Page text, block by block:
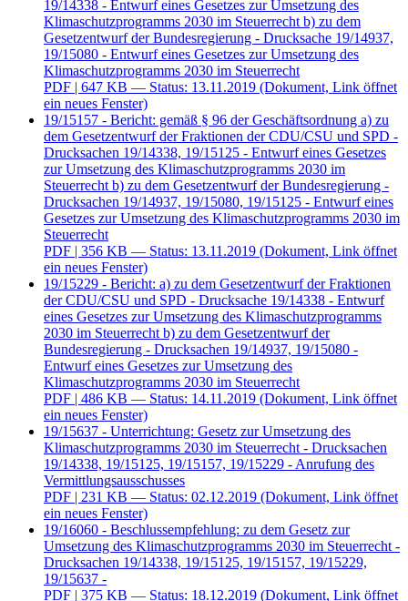
19/14338 - Entwurf eines Gesetzes zur Umsetzung des
Klimaschutzprogramms 2030 im Steuerrecht b) zu dem
Gesetzentwurf der Bundesregierung - Drucksache 19/14937,
19/15080 - Entwurf eines Gesetzes zur Umsetzung des
Klimaschutzprogramms 2030 im Steuerrecht
PDF | 647 KB — Status: 13.11.2019 (Dokument, Link öffnet
ein neues Fenster)
19/15157 - Bericht: gemäß § 96 der Geschäftsordnung a) zu
dem Gesetzentwurf der Fraktionen der CDU/CSU und SPD -
Drucksachen 19/14338, 19/15125 - Entwurf eines Gesetzes
zur Umsetzung des Klimaschutzprogramms 2030 im
Steuerrecht b) zu dem Gesetzentwurf der Bundesregierung -
Drucksachen 19/14937, 19/15080, 19/15125 - Entwurf eines
Gesetzes zur Umsetzung des Klimaschutzprogramms 2030 im
Steuerrecht
PDF | 356 KB — Status: 13.11.2019 (Dokument, Link öffnet
ein neues Fenster)
19/15229 - Bericht: a) zu dem Gesetzentwurf der Fraktionen
der CDU/CSU und SPD - Drucksache 19/14338 - Entwurf
eines Gesetzes zur Umsetzung des Klimaschutzprogramms
2030 im Steuerrecht b) zu dem Gesetzentwurf der
Bundesregierung - Drucksachen 19/14937, 19/15080 -
Entwurf eines Gesetzes zur Umsetzung des
Klimaschutzprogramms 2030 im Steuerrecht
PDF | 486 KB — Status: 14.11.2019 (Dokument, Link öffnet
ein neues Fenster)
19/15637 - Unterrichtung: Gesetz zur Umsetzung des
Klimaschutzprogramms 2030 im Steuerrecht - Drucksachen
19/14338, 19/15125, 19/15157, 19/15229 - Anrufung des
Vermittlungsausschusses
PDF | 231 KB — Status: 02.12.2019 (Dokument, Link öffnet
ein neues Fenster)
19/16060 - Beschlussempfehlung: zu dem Gesetz zur
Umsetzung des Klimaschutzprogramms 2030 im Steuerrecht -
Drucksachen 19/14338, 19/15125, 19/15157, 19/15229,
19/15637 -
PDF | 375 KB — Status: 18.12.2019 (Dokument, Link öffnet